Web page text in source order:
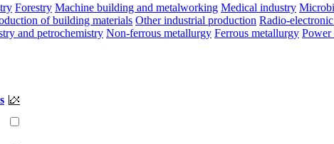
Forestry Machine building and metalworking Medical industry
of building materials Other industrial production Radio-
and petrochemistry Non-ferrous metallurgy Ferrous metallurgy Power